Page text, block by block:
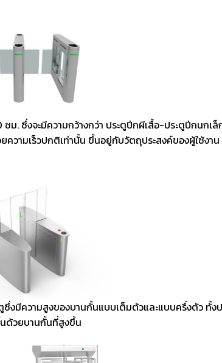
ม. ซึ่งจะมีความกว้างกว่า ประตูปีกผีเสื้อ-ประตูปีกนกเ
วามเร็วปกติเท่านั้น ขึ้นอยู่กับวัตถุประสงค์ของผู้ใช้งา
งมีความสูงของบานกั้นแบบเต็มตัวและแบบครึ่งตัว ทั้
ด้วยบานกั้นที่สูงขึ้น